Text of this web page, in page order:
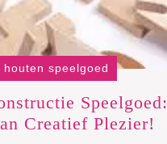
houten speelgoed
Speelgoed:
Creatief Plezier!